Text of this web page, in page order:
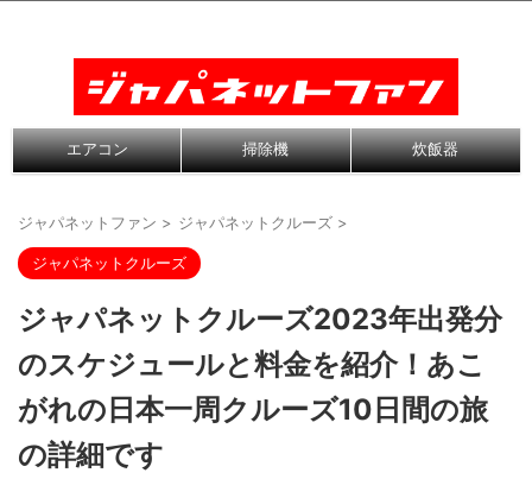
エアコン 掃除機 炊飯器
ジャパネットファン > ジャパネットクルーズ >
ジャパネットクルーズ
ジャパネットクルーズ2023年出発分
のスケジュールと料金を紹介！あこ
がれの日本一周クルーズ10日間の旅
の詳細です